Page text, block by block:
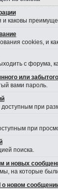
и каковы
cookies, и
с форума,
или
вами пароль.
доступным при
при
поиска.
и новых
на которые
новом